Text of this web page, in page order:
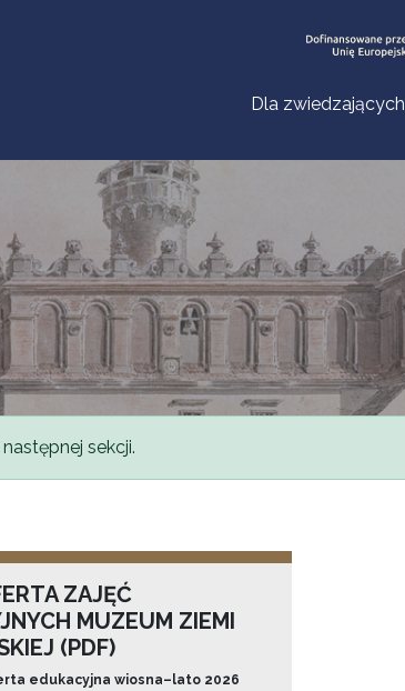
Dla zwiedzających
sekcji.
ZAJĘĆ
MUZEUM ZIEMI
(PDF)
edukacyjna wiosna–lato 2026